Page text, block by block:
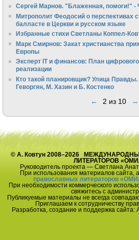
Сергей Марнов. "Блаженная, помоги!" -
Митрополит Феодосий о перспективах
балласте в Церкви и русском языке
Избранные стихи Светланы Коппел-
Марк Смирнов: Закат христианства
Европы
Эксперт IT и финансов: План цифрового
реализации
Кто такой планировщик? Улица
Геворгян, М. Хазин и Б. Костенко
← 2 из 10 →
© А. Ковтун 2008–2026
ЛИТЕРАТОРОВ
Руководитель проекта — Светлана
При использования материалов сайта,
православных литераторов
При необходимости коммерческого
свяжитесь с
Публикуемые материалы не всегда
Приглашаем к сотрудничеству
Разработка, создание и поддержка сайта: